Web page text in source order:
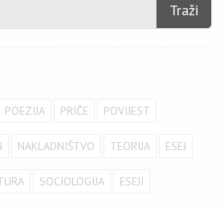
Traži
POEZIJA PRIČE POVIJEST
NAKLADNIŠTVO TEORIJA ESEJ
SOCIOLOGIJA ESEJI